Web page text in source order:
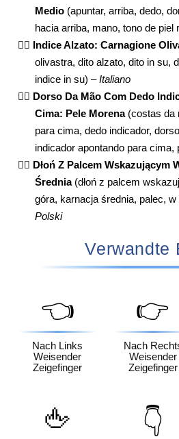
Medio (apuntar, arriba, dedo,
hacia arriba, mano, tono de piel
👆🏽
Indice Alzato: Carnagione
olivastra, dito alzato, dito in su,
indice in su) –Italiano
👆🏽 Dorso Da Mão Com Dedo
Cima: Pele Morena(costas da
para cima, dedo indicador,
indicador apontando para
👆🏽 Dłoń Z Palcem Wskazującym
Średnia(dłoń z palcem
góra, karnacja średnia, palec,
Polski
Verwandte
👈
Nach Links
Weisender
Zeigefinger
👉
Nach
Weisender
Zeigefinger
🖕 👇